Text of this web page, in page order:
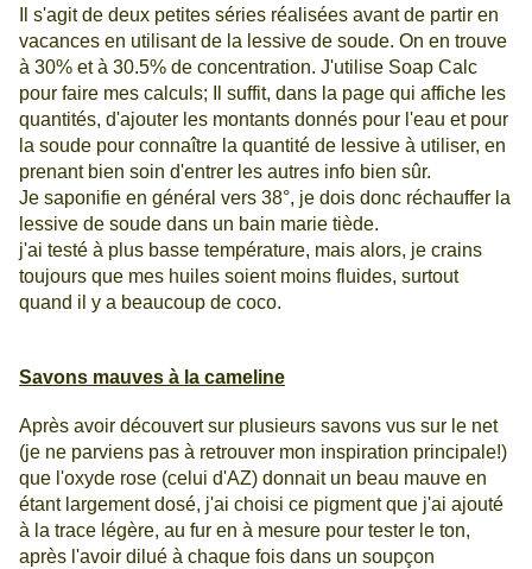
Il s'agit de deux petites séries réalisées avant de partir en
vacances en utilisant de la lessive de soude. On en trouve
à 30% et à 30.5% de concentration. J'utilise Soap Calc
pour faire mes calculs; Il suffit, dans la page qui affiche les
quantités, d'ajouter les montants donnés pour l'eau et pour
la soude pour connaître la quantité de lessive à utiliser, en
prenant bien soin d'entrer les autres info bien sûr.
Je saponifie en général vers 38°, je dois donc réchauffer la
lessive de soude dans un bain marie tiède.
j'ai testé à plus basse température, mais alors, je crains
toujours que mes huiles soient moins fluides, surtout
quand il y a beaucoup de coco.
Savons mauves à la cameline
Après avoir découvert sur plusieurs savons vus sur le net
(je ne parviens pas à retrouver mon inspiration principale!)
que l'oxyde rose (celui d'AZ) donnait un beau mauve en
étant largement dosé, j'ai choisi ce pigment que j'ai ajouté
à la trace légère, au fur en à mesure pour tester le ton,
après l'avoir dilué à chaque fois dans un soupçon